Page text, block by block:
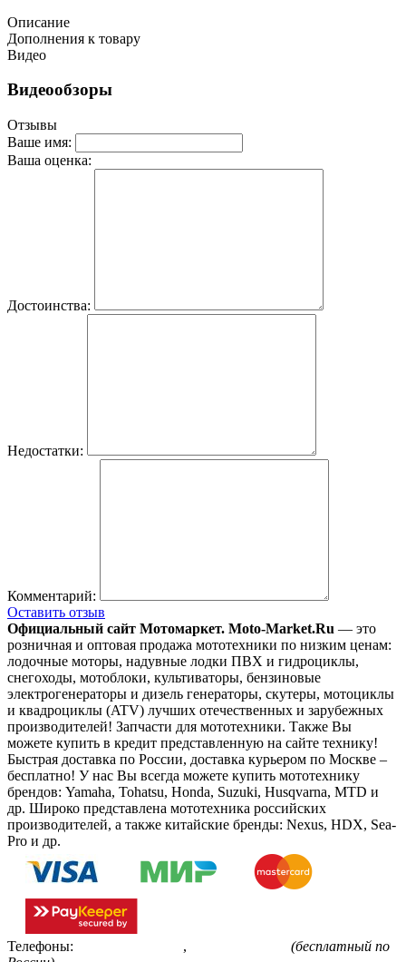
Описание
Дополнения к товару
Видео
Видеообзоры
Отзывы
Ваше имя:
Ваша оценка:
Достоинства:
Недостатки:
Комментарий:
Оставить отзыв
Официальный сайт Мотомаркет. Moto-Market.Ru — это
розничная и оптовая продажа мототехники по низким ценам:
лодочные моторы, надувные лодки ПВХ и гидроциклы,
снегоходы, мотоблоки, культиваторы, бензиновые
электрогенераторы и дизель генераторы, скутеры, мотоциклы
и квадроциклы (ATV) лучших отечественных и зарубежных
производителей! Запчасти для мототехники. Также Вы
можете купить в кредит представленную на сайте технику!
Быстрая доставка по России, доставка курьером по Москве –
бесплатно! У нас Вы всегда можете купить мототехнику
брендов: Yamaha, Tohatsu, Honda, Suzuki, Husqvarna, MTD и
др. Широко представлена мототехника российских
производителей, а также китайские бренды: Nexus, HDX, Sea-
Pro и др.
Телефоны: ,
(бесплатный по